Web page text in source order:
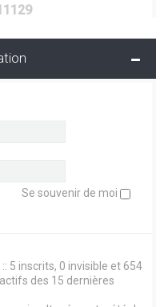
Se souvenir de moi
5 inscrits, 0 invisible et 654
des 15 dernières